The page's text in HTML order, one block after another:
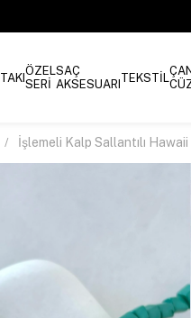
TAKIÖZEL
SERİ
SAÇ
AKSESUARI TEKSTİL
İşlemeli Kalp Sallantılı